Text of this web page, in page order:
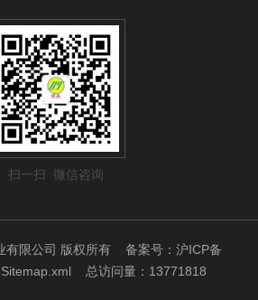
扫一扫 微信咨询
有限公司 版权所有备案号：沪ICP备
Sitemap.xml 总访问量：13771818